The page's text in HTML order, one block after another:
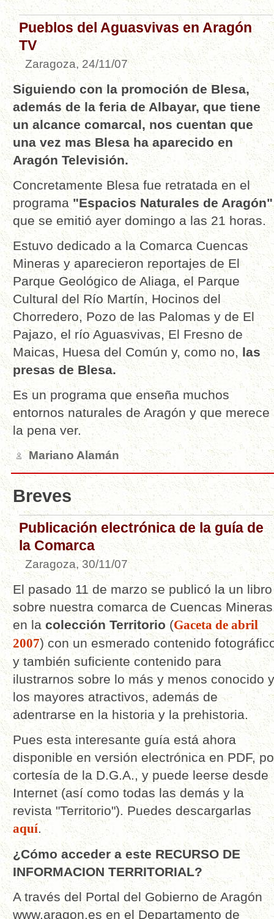
Pueblos del Aguasvivas en Aragón
TV
Zaragoza, 24/11/07
Siguiendo con la promoción de Blesa,
además de la feria de Albayar, que tiene
un alcance comarcal, nos cuentan que
una vez mas Blesa ha aparecido en
Aragón Televisión.
Concretamente Blesa fue retratada en el
programa "Espacios Naturales de Aragón"
que se emitió ayer domingo a las 21 horas.
Estuvo dedicado a la Comarca Cuencas
Mineras y aparecieron reportajes de El
Parque Geológico de Aliaga, el Parque
Cultural del Río Martín, Hocinos del
Chorredero, Pozo de las Palomas y de El
Pajazo, el río Aguasvivas, El Fresno de
Maicas, Huesa del Común y, como no, las
presas de Blesa.
Es un programa que enseña muchos
entornos naturales de Aragón y que merece
la pena ver.
Mariano Alamán
Breves
Publicación electrónica de la guía de
la Comarca
Zaragoza, 30/11/07
El pasado 11 de marzo se publicó la un libro
sobre nuestra comarca de Cuencas
en la colección Territorio (Gaceta de abril
2007) con un esmerado contenido
y también suficiente contenido para
ilustrarnos sobre lo más y menos conocido y
los mayores atractivos, además de
adentrarse en la historia y la prehistoria.
Pues esta interesante guía está ahora
disponible en versión electrónica en PDF,
cortesía de la D.G.A., y puede leerse desde
Internet (así como todas las demás y la
revista "Territorio"). Puedes descargarlas
aquí.
¿Cómo acceder a este RECURSO DE
INFORMACION TERRITORIAL?
A través del Portal del Gobierno de Aragón
www.aragon.es en el Departamento de